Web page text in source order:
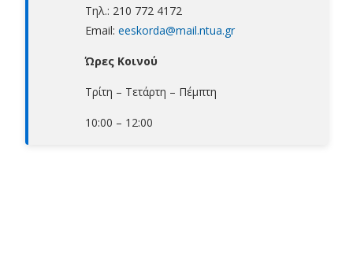
Τηλ.: 210 772 4172
Email: eeskorda@mail.ntua.gr
Ώρες Κοινού
Τρίτη – Τετάρτη – Πέμπτη
10:00 – 12:00